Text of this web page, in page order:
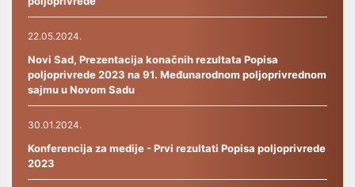
22.05.2024.
Novi Sad, Prezentacija konačnih rezultata Popisa
poljoprivrede 2023 na 91. Međunarodnom poljoprivrednom
sajmu u Novom Sadu
30.01.2024.
Konferencija za medije - Prvi rezultati Popisa poljoprivrede
2023